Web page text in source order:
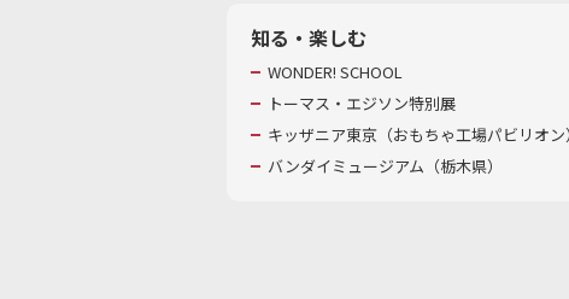
知る・楽しむ
WONDER! SCHOOL
トーマス・エジソン特別展
キッザニア東京（おもちゃ工場パビリオ
バンダイミュージアム（栃木県）